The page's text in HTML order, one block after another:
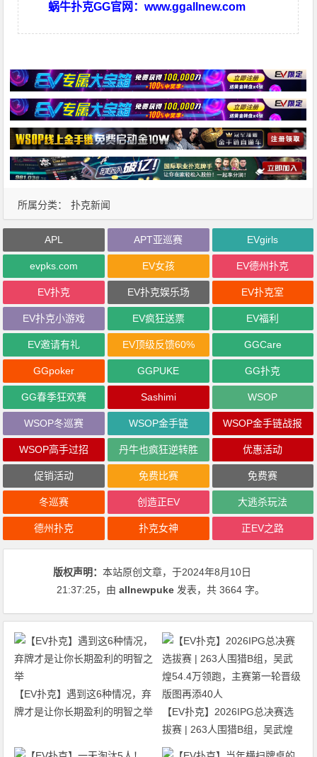
蜗牛扑克GG官网：www.ggallnew.com
所属分类： 扑克新闻
APL APT亚巡赛 EVgirls
evpks.com EV女孩 EV德州扑克
EV扑克 EV扑克娱乐场 EV扑克室
EV扑克小游戏 EV疯狂送票 EV福利
EV邀请有礼 EV顶级反馈60% GGCare
GGpoker GGPUKE GG扑克
GG春季狂欢赛 Sashimi WSOP
WSOP冬巡赛 WSOP金手链 WSOP金手链战报
WSOP高手过招 丹牛也疯狂逆转胜 优惠活动
促销活动 免费比赛 免费赛
冬巡赛 创造正EV 大逃杀玩法
德州扑克 扑克女神 正EV之路
版权声明：本站原创文章，于2024年8月10日
21:37:25，由allnewpuke 发表，共 3664 字。
【EV扑克】遇到这6种情况，弃
牌才是让你长期盈利的明智之举
【EV扑克】2026IPG总决赛选
拔赛 | 263人围猎B组，吴武煌
54.4万领跑，主赛第一轮晋级版